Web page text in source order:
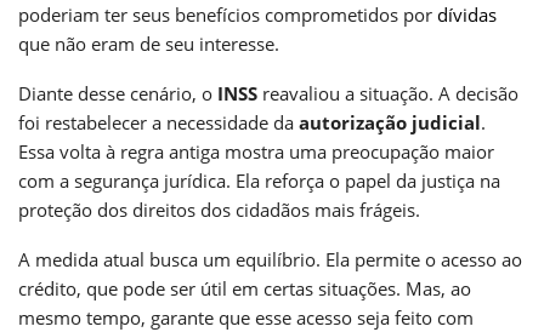
poderiam ter seus benefícios comprometidos por dívidas
que não eram de seu interesse.
Diante desse cenário, o INSS reavaliou a situação. A decisão
foi restabelecer a necessidade da autorização judicial.
Essa volta à regra antiga mostra uma preocupação maior
com a segurança jurídica. Ela reforça o papel da justiça na
proteção dos direitos dos cidadãos mais frágeis.
A medida atual busca um equilíbrio. Ela permite o acesso ao
crédito, que pode ser útil em certas situações. Mas, ao
mesmo tempo, garante que esse acesso seja feito com